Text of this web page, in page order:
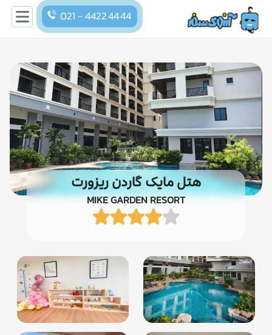
021 - 4422 44 44
هتل مایک گاردن ریزورت
MIKE GARDEN RESORT